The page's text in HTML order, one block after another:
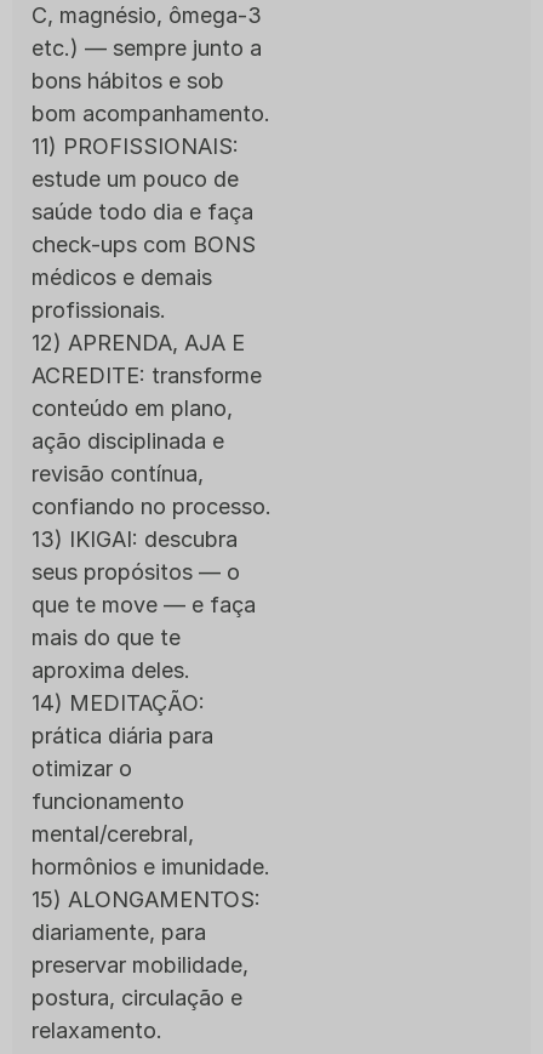
C, magnésio, ômega-3
etc.) — sempre junto a
bons hábitos e sob
bom acompanhamento.
11) PROFISSIONAIS:
estude um pouco de
saúde todo dia e faça
check-ups com BONS
médicos e demais
profissionais.
12) APRENDA, AJA E
ACREDITE: transforme
conteúdo em plano,
ação disciplinada e
revisão contínua,
confiando no processo.
13) IKIGAI: descubra
seus propósitos — o
que te move — e faça
mais do que te
aproxima deles.
14) MEDITAÇÃO:
prática diária para
otimizar o
funcionamento
mental/cerebral,
hormônios e imunidade.
15) ALONGAMENTOS:
diariamente, para
preservar mobilidade,
postura, circulação e
relaxamento.